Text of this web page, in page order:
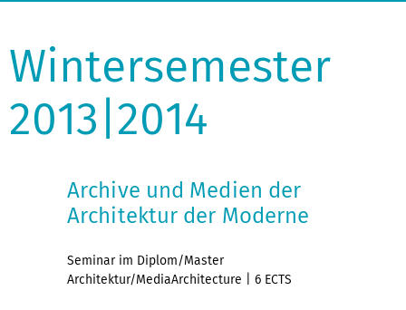
Wintersemester
2013|2014
Archive und Medien der
Architektur der Moderne
Seminar im Diplom/Master
Architektur/MediaArchitecture | 6 ECTS